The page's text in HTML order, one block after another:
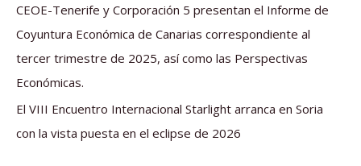
CEOE-Tenerife y Corporación 5 presentan el Informe de
Coyuntura Económica de Canarias correspondiente al
tercer trimestre de 2025, así como las Perspectivas
Económicas.
El VIII Encuentro Internacional Starlight arranca en Soria
con la vista puesta en el eclipse de 2026